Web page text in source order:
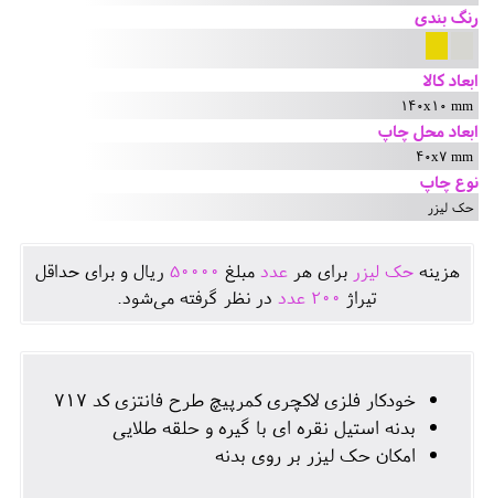
رنگ بندی
ابعاد کالا
140x10 mm
ابعاد محل چاپ
40x7 mm
نوع چاپ
حک لیزر
هزينهحک لیزر برای هرعدد مبلغ 50000 ريال و برای حداقل
تيراژ 200 عدد در نظر گرفته می‌شود.
خودکار فلزی لاکچری کمرپیچ طرح فانتزی کد 717
بدنه استیل نقره ای با گیره و حلقه طلایی
امکان حک لیزر بر روی بدنه